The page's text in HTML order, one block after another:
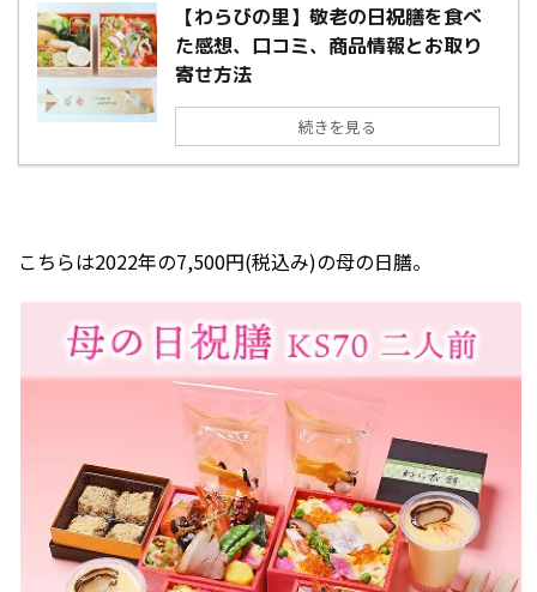
【わらびの里】敬老の日祝膳を食べ
た感想、口コミ、商品情報とお取り
寄せ方法
続きを見る
こちらは2022年の7,500円(税込み)の母の日膳。